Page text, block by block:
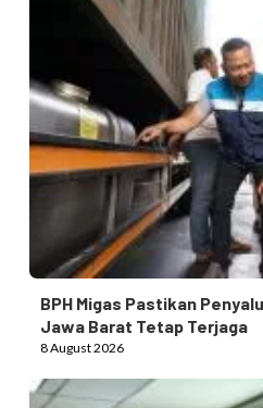
BPH Migas Pastikan
Jawa Barat Tetap Terjaga
8 August 2026